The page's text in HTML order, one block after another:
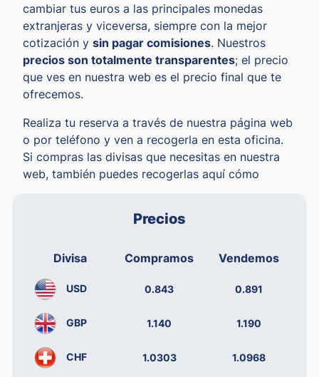
cambiar tus euros a las principales monedas
extranjeras y viceversa, siempre con la mejor
cotización y sin pagar comisiones. Nuestros
precios son totalmente transparentes; el precio
que ves en nuestra web es el precio final que te
ofrecemos.
Realiza tu reserva a través de nuestra página web
o por teléfono y ven a recogerla en esta oficina.
Si compras las divisas que necesitas en nuestra
web, también puedes recogerlas aquí cómo
Precios
Divisa Compramos Vendemos
USD 0.843 0.891
GBP 1.140 1.190
CHF 1.0303 1.0968